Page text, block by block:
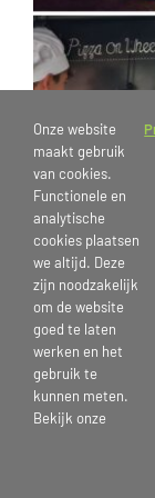
Italiaanse avond
25 juni 2024
Onze website
maakt gebruik
van cookies.
Functionele en
analytische
cookies plaatsen
we altijd. Deze
zijn noodzakelijk
om de website
goed te laten
werken en het
gebruik te
kunnen meten.
Bekijk onze